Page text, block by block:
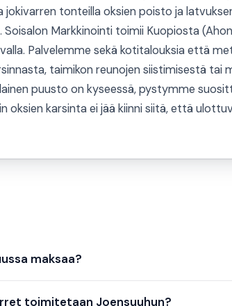
jokivarren tonteilla oksien poisto ja
Markkinointi toimii Kuopiosta
Palvelemme sekä kotitalouksia että
taimikon reunojen siistimisestä
puusto on kyseessä, pystymme
oksien karsinta ei jää kiinni siitä, että
maksaa?
toimitetaan Joensuuhun?